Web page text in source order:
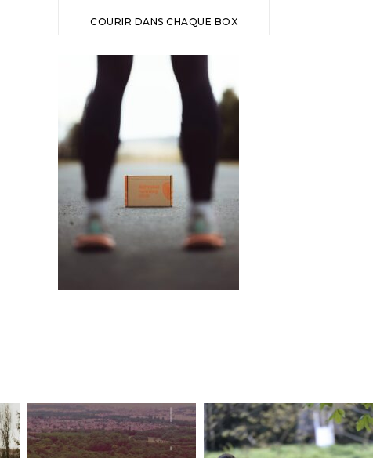
COURIR DANS CHAQUE BOX
Et en 2023, l'@oxytrail7